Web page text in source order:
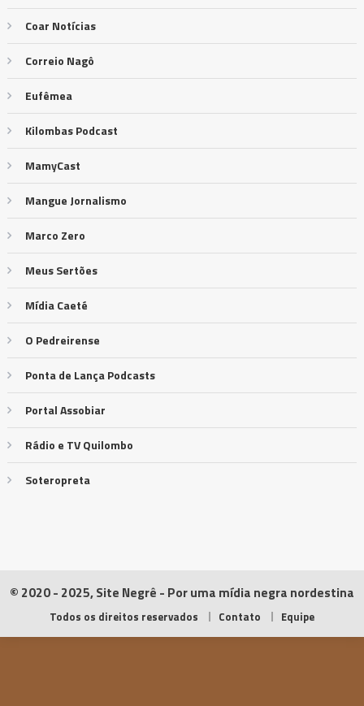
Coar Notícias
Correio Nagô
Eufêmea
Kilombas Podcast
MamyCast
Mangue Jornalismo
Marco Zero
Meus Sertões
Mídia Caeté
O Pedreirense
Ponta de Lança Podcasts
Portal Assobiar
Rádio e TV Quilombo
Soteropreta
© 2020 - 2025, Site Negrê - Por uma mídia negra nordestina
Todos os direitos reservados Contato Equipe